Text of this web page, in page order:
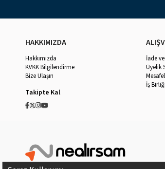
HAKKIMIZDA
Hakkımızda
KVKK Bilgilendirme
Bize Ulaşın
Takipte Kal
İade
Üyelik
İş